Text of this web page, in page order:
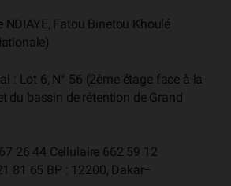
Fatou Binetou Khoulé
: Lot 6, N° 56 (2ème étage face à la
du bassin de rétention de Grand
26 44 Cellulaire 662 59 12
81 65 BP : 12200, Dakar–